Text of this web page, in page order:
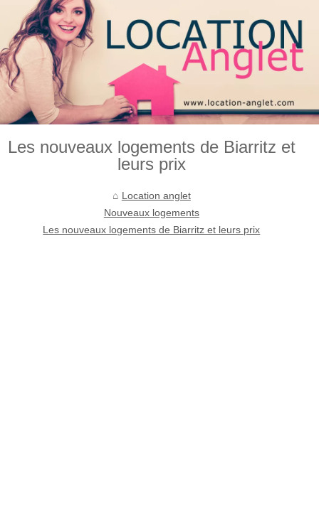
Les nouveaux logements de Biarritz et
leurs prix
Location anglet
Nouveaux logements
Les nouveaux logements de Biarritz et leurs prix